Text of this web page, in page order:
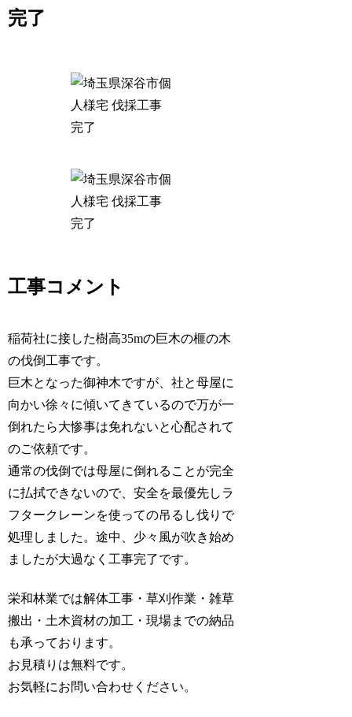
完了
工事コメント
稲荷社に接した樹高35mの巨木の榧の木
の伐倒工事です。
巨木となった御神木ですが、社と母屋に
向かい徐々に傾いてきているので万が一
倒れたら大惨事は免れないと心配されて
のご依頼です。
通常の伐倒では母屋に倒れることが完全
に払拭できないので、安全を最優先しラ
フタークレーンを使っての吊るし伐りで
処理しました。途中、少々風が吹き始め
ましたが大過なく工事完了です。
栄和林業では解体工事・草刈作業・雑草
搬出・土木資材の加工・現場までの納品
も承っております。
お見積りは無料です。
お気軽にお問い合わせください。